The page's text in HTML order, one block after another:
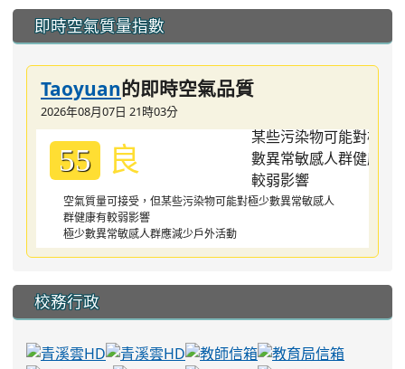
::: 即時空氣質量指數
Taoyuan的即時空氣品質
2026年08月07日 21時03分
55 良
空氣質量可接受，但某些污染物可能對極少數異常敏感人
群健康有較弱影響
極少數異常敏感人群應減少戶外活動
校務行政